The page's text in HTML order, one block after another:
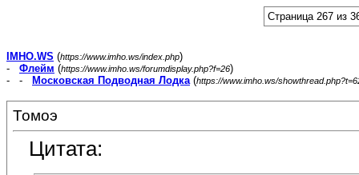
Страница 267 из
IMHO.WS (https://www.imho.ws/index.php)
- Флейм (https://www.imho.ws/forumdisplay.php?f=26)
- -
Московская Подводная Лодка(https://www.imho.ws/
Томоэ
Цитата: